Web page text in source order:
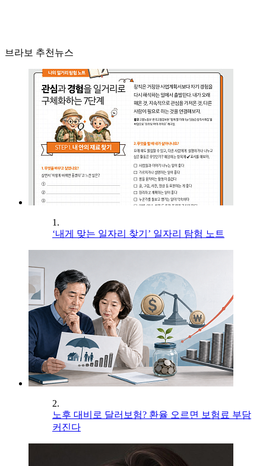
브라보 추천뉴스
1.
‘내게 맞는 일자리 찾기’ 일자리 탐험 노트
2.
노후 대비로 달러보험? 환율 오르면 보험료 부담
커진다